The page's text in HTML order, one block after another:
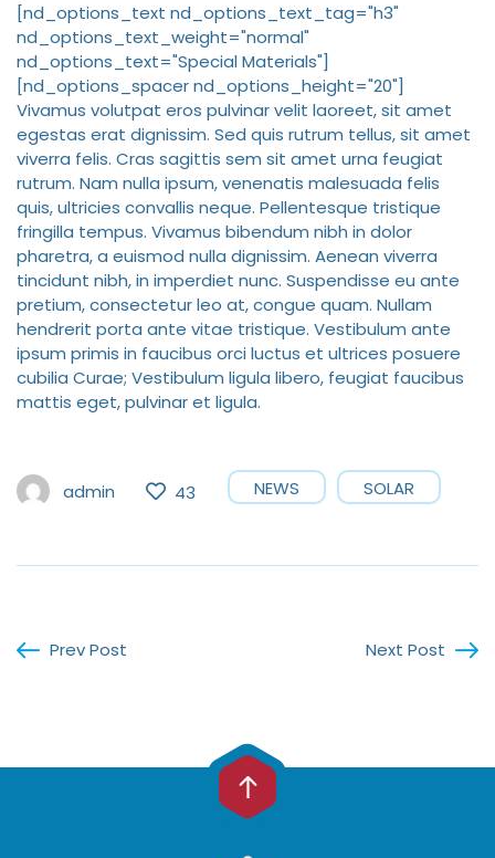
[nd_options_text nd_options_text_tag="h3"
nd_options_text_weight="normal"
nd_options_text="Special Materials"]
[nd_options_spacer nd_options_height="20"]
Vivamus volutpat eros pulvinar velit laoreet, sit amet
egestas erat dignissim. Sed quis rutrum tellus, sit amet
viverra felis. Cras sagittis sem sit amet urna feugiat
rutrum. Nam nulla ipsum, venenatis malesuada felis
quis, ultricies convallis neque. Pellentesque tristique
fringilla tempus. Vivamus bibendum nibh in dolor
pharetra, a euismod nulla dignissim. Aenean viverra
tincidunt nibh, in imperdiet nunc. Suspendisse eu ante
pretium, consectetur leo at, congue quam. Nullam
hendrerit porta ante vitae tristique. Vestibulum ante
ipsum primis in faucibus orci luctus et ultrices posuere
cubilia Curae; Vestibulum ligula libero, feugiat faucibus
mattis eget, pulvinar et ligula.
admin 43 NEWS SOLAR
Prev Post Next Post